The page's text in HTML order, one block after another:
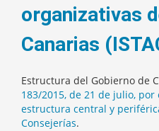
organizativas
Canarias
Estructura del Gobierno de
183/2015, de 21 de julio,
estructura central y
Consejerías.